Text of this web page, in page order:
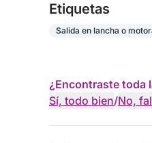
Etiquetas
Salida en lancha o
¿Encontraste toda
Sí, todo bien/No,